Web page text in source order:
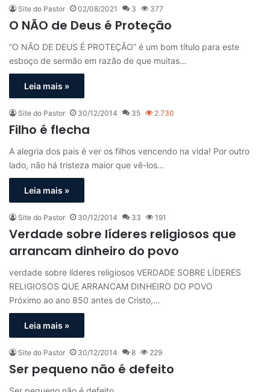
Site do Pastor 02/08/2021 3 377
O NÃO de Deus é Proteção
“O NÃO DE DEUS É PROTEÇÃO” é um bom título para este
esboço de sermão em razão de que muitas…
Leia mais »
Site do Pastor 30/12/2014 35 2.730
Filho é flecha
A alegria dos pais é ver os filhos vencendo na vida! Por outro
lado, não há tristeza maior que vê-los…
Leia mais »
Site do Pastor 30/12/2014 33 191
Verdade sobre líderes religiosos que
arrancam dinheiro do povo
verdade sobre líderes religiosos VERDADE SOBRE LÍDERES
RELIGIOSOS QUE ARRANCAM DINHEIRO DO POVO
Próximo ao ano 850 antes de Cristo,…
Leia mais »
Site do Pastor 30/12/2014 8 229
Ser pequeno não é defeito